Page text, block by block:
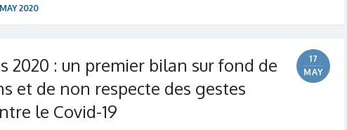
MAY 2020
2020 : un premier bilan sur fond de
et de non respecte des gestes
le Covid-19
17
MAY